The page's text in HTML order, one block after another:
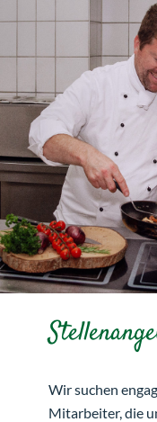
Wir suchen
Mitarbeiter, die